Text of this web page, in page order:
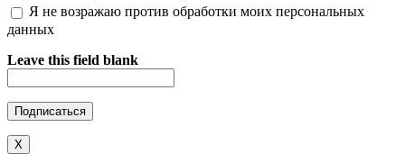
Я не возражаю против обработки моих персональных
данных
Leave this field blank
X